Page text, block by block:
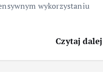
wykorzystaniu
Czytaj dalej